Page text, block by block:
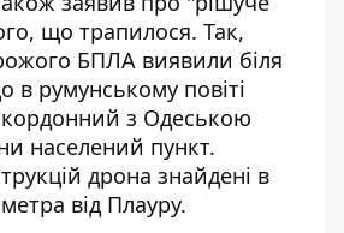
що трапилося. Так,
БПЛА виявили біля
в румунському повіті
з Одеською
населений пункт.
дрона знайдені в
від Плауру.